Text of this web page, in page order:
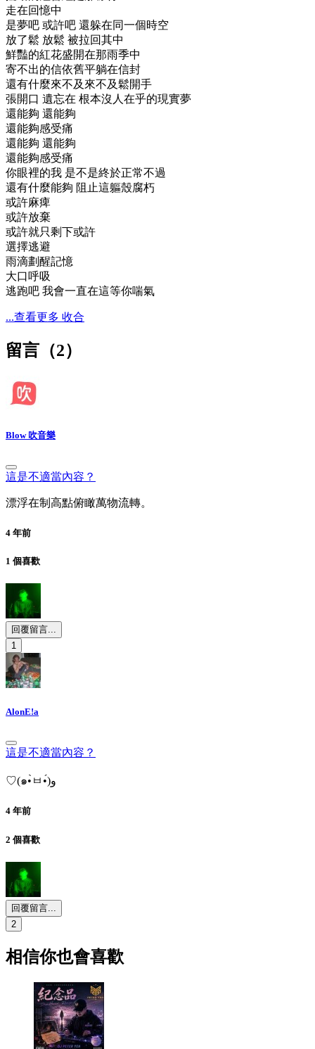
走在回憶中
是夢吧 或許吧 還躲在同一個時空
放了鬆 放鬆 被拉回其中
鮮豔的紅花盛開在那雨季中
寄不出的信依舊平躺在信封
還有什麼來不及來不及鬆開手
張開口 遺忘在 根本沒人在乎的現實夢
還能夠 還能夠
還能夠感受痛
還能夠 還能夠
還能夠感受痛
你眼裡的我 是不是終於正常不過
還有什麼能夠 阻止這軀殼腐朽
或許麻痺
或許放棄
或許就只剩下或許
選擇逃避
雨滴劃醒記憶
大口呼吸
逃跑吧 我會一直在這等你喘氣
...查看更多 收合
留言（2）
Blow 吹音樂
這是不適當內容？
漂浮在制高點俯瞰萬物流轉。
4 年前
1 個喜歡
回覆留言...
1
AlonE!a
這是不適當內容？
♡(๑•̀ㅂ•́)و
4 年前
2 個喜歡
回覆留言...
2
相信你也會喜歡